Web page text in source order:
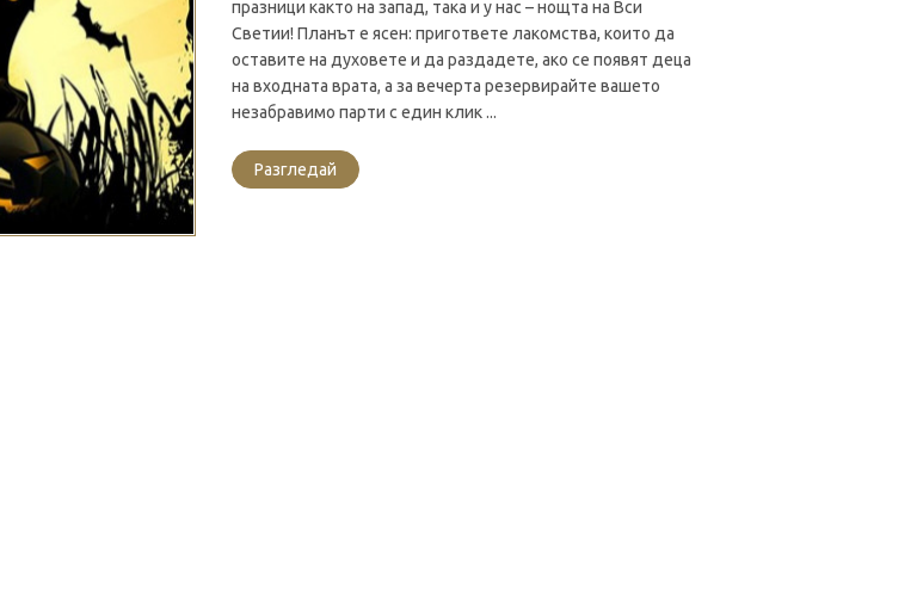
празници както на запад, така и у нас – нощта на Вси
Светии! Планът е ясен: пригответе лакомства, които да
оставите на духовете и да раздадете, ако се появят деца
на входната врата, а за вечерта резервирайте вашето
незабравимо парти с един клик ...
Разгледай